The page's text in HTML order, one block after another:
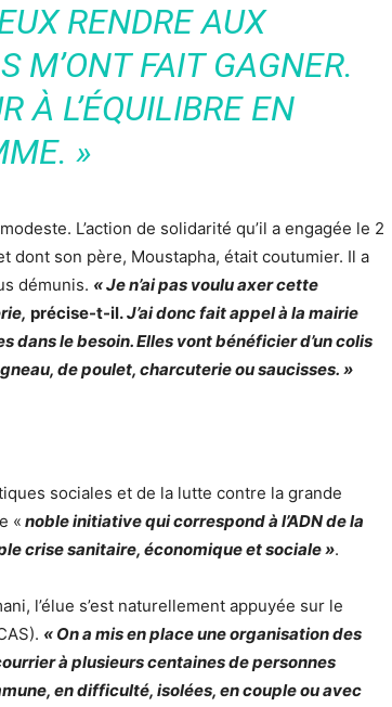
RENDRE AUX
M’ONT FAIT GAGNER.
À L’ÉQUILIBRE EN
»
L’action de solidarité qu’il a engagée le 2
son père, Moustapha, était coutumier. Il a
démunis. « Je n’ai pas voulu axer cette
précise-t-il.J’ai donc fait appel à la mairie
le besoin. Elles vont bénéficier d’un colis
de poulet, charcuterie ou saucisses. »
sociales et de la lutte contre la grande
« noble initiative qui correspond à l’ADN de la
crise sanitaire, économique et sociale ».
l’élue s’est naturellement appuyée sur le
« On a mis en place une organisation des
à plusieurs centaines de personnes
en difficulté, isolées, en couple ou avec